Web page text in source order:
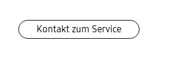
Kontakt zum Service